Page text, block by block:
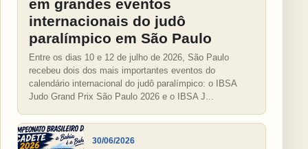
em grandes eventos
internacionais do judô
paralímpico em São Paulo
Entre os dias 10 e 12 de julho de 2026, São Paulo
recebeu dois dos mais importantes eventos do
calendário internacional do judô paralímpico: o IBSA
Judo Grand Prix São Paulo 2026 e o IBSA J...
30/06/2026